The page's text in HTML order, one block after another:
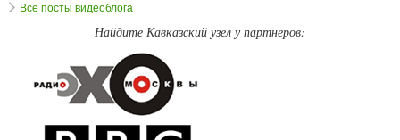
Все посты видеоблога
Найдите Кавказский узел у партнеров: